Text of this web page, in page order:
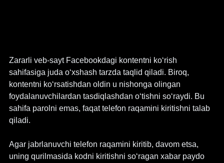
Zararli veb-sayt Facebookdagi kontentni ko‘rish
sahifasiga juda o‘xshash tarzda taqlid qiladi. Biroq,
kontentni ko‘rsatishdan oldin u nishonga olingan
foydalanuvchilardan tasdiqlashdan o‘tishni so‘raydi. Bu
sahifa parolni emas, faqat telefon raqamini kiritishni talab
qiladi.
Agar jabrlanuvchi telefon raqamini kiritib, davom etsa,
uning qurilmasida kodni kiritishni so‘ragan xabar paydo